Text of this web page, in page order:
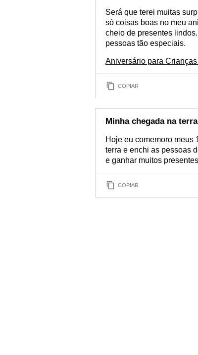
Será que terei muitas
só coisas boas no meu
cheio de presentes
pessoas tão especiais.
Aniversário para
COPIAR
Minha chegada na terra
Hoje eu comemoro meus
terra e enchi as pessoas
e ganhar muitos
COPIAR